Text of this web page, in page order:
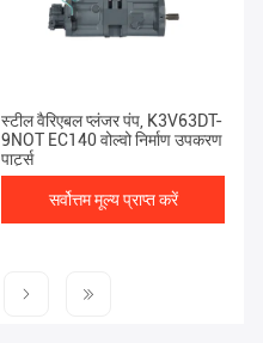
स्टील वैरिएबल प्लंजर पंप, K3V63DT-
9NOT EC140 वोल्वो निर्माण उपकरण
पार्ट्स
सर्वोत्तम मूल्य प्राप्त करें